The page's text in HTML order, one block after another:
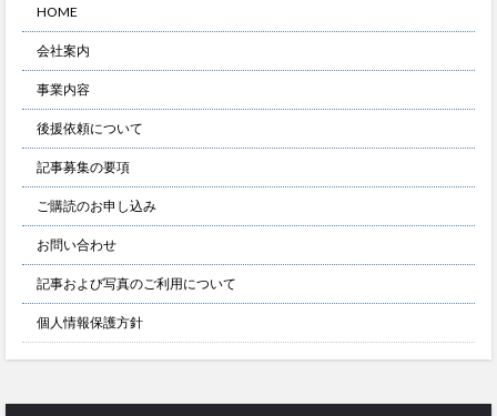
HOME
会社案内
事業内容
後援依頼について
記事募集の要項
ご購読のお申し込み
お問い合わせ
記事および写真のご利用について
個人情報保護方針